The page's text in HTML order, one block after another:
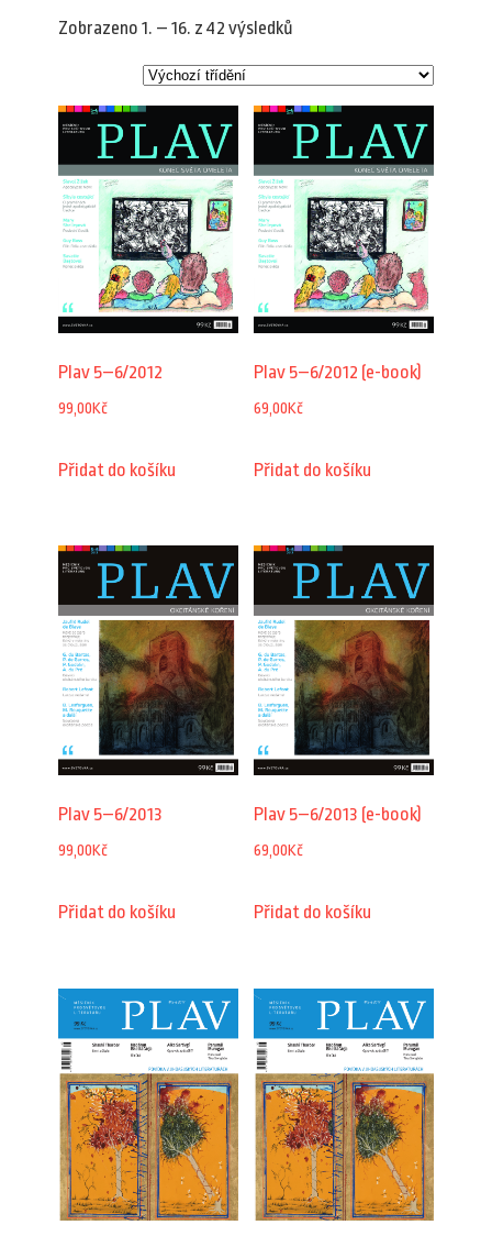
Zobrazeno 1. – 16. z 42 výsledků
Plav 5–6/2012
99,00Kč
Přidat do košíku
Plav 5–6/2012 (e-book)
69,00Kč
Přidat do košíku
Plav 5–6/2013
99,00Kč
Přidat do košíku
Plav 5–6/2013 (e-book)
69,00Kč
Přidat do košíku